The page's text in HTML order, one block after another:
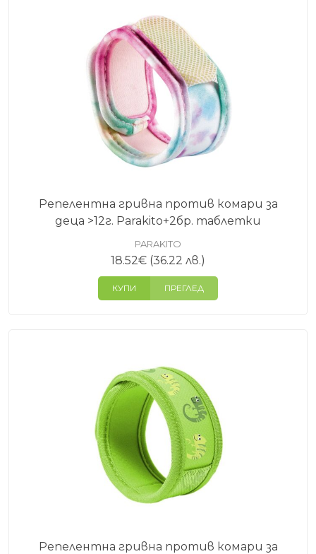
Репелентна гривна против комари за
деца >12г. Parakito+2бр. таблетки
PARAKITO
18.52€ (36.22 лв.)
КУПИ ПРЕГЛЕД
Репелентна гривна против комари за